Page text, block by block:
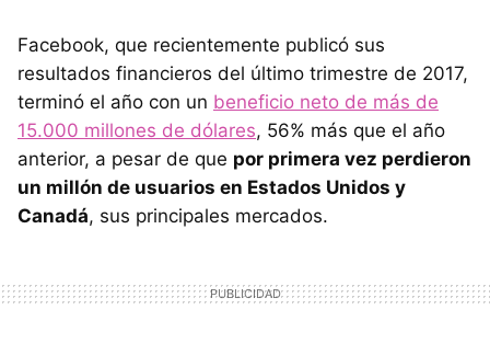
Facebook, que recientemente publicó sus
resultados financieros del último trimestre de 2017,
terminó el año con un beneficio neto de más de
15.000 millones de dólares, 56% más que el año
anterior, a pesar de que por primera vez perdieron
un millón de usuarios en Estados Unidos y
Canadá, sus principales mercados.